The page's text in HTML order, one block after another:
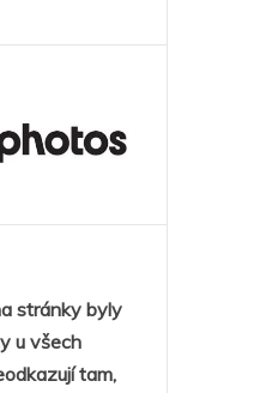
stránky byly
u všech
tam,